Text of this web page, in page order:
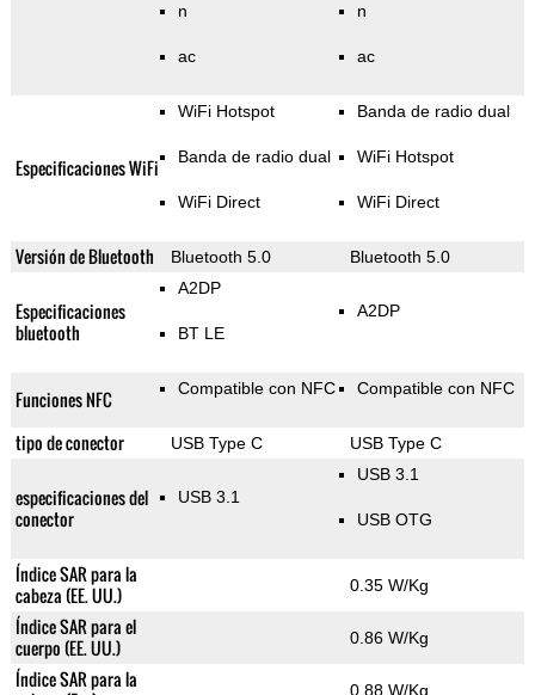
n
ac
n
ac
Especificaciones WiFi
WiFi Hotspot
Banda de radio dual
WiFi Direct
Banda de radio dual
WiFi Hotspot
WiFi Direct
Versión de Bluetooth Bluetooth 5.0 Bluetooth 5.0
Especificaciones
bluetooth
A2DP
BT LE
A2DP
Funciones NFC Compatible con NFC Compatible con NFC
tipo de conector USB Type C USB Type C
especificaciones del
conector
USB 3.1
USB 3.1
USB OTG
Índice SAR para la
cabeza (EE. UU.)
0.35 W/Kg
Índice SAR para el
cuerpo (EE. UU.)
0.86 W/Kg
Índice SAR para la
0.88 W/Kg